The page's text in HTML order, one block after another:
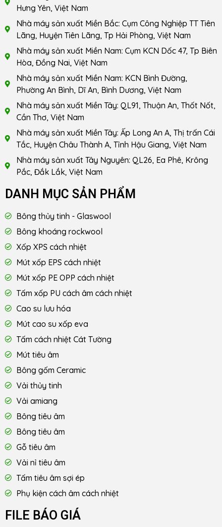
Hưng Yên, Việt Nam
Nhà máy sản xuất Miền Bắc: Cụm Công Nghiệp TT Tiên
Lãng, Huyện Tiên Lãng, Tp Hải Phòng, Việt Nam
Nhà máy sản xuất Miền Nam: Cụm KCN Dốc 47, Tp Biên
Hòa, Đồng Nai, Việt Nam
Nhà máy sản xuất Miền Nam: KCN Bình Đường,
Phường An Bình, Dĩ An, Bình Dương, Việt Nam
Nhà máy sản xuất Miền Tây: QL91, Thuận An, Thốt Nốt,
Cần Thơ, Việt Nam
Nhà máy sản xuất Miền Tây: Ấp Long An A, Thị trấn Cái
Tắc, Huyện Châu Thành A, Tỉnh Hậu Giang, Việt Nam
Nhà máy sản xuất Tây Nguyên: QL26, Ea Phê, Krông
Pắc, Đắk Lắk, Việt Nam
DANH MỤC SẢN PHẨM
Bông thủy tinh - Glaswool
Bông khoáng rockwool
Xốp XPS cách nhiệt
Mút xốp EPS cách nhiệt
Mút xốp PE OPP cách nhiệt
Tấm xốp PU cách âm cách nhiệt
Cao su lưu hóa
Mút cao su xốp eva
Tấm cách nhiệt Cát Tường
Mút tiêu âm
Bông gốm Ceramic
Vải thủy tinh
Vải amiang
Bông tiêu âm
Bông tiêu âm
Gỗ tiêu âm
Vải nỉ tiêu âm
Tấm tiêu âm sợi ép
Phụ kiện cách âm cách nhiệt
FILE BÁO GIÁ